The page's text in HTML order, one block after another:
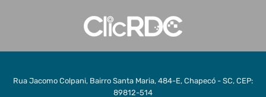
Rua Jacomo Colpani, Bairro Santa Maria, 484-E, Chapecó - SC, CEP:
89812-514